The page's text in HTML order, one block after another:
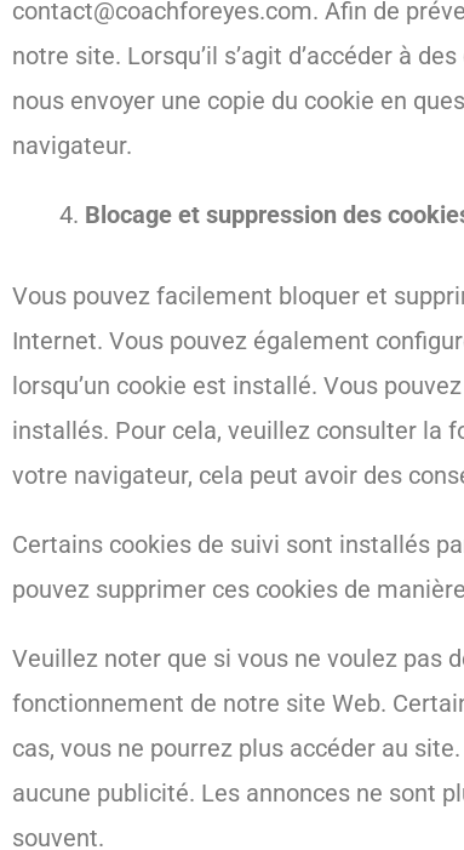
contact@coachforeyes.com. Afin de
notre site. Lorsqu’il s’agit d’accéder à
nous envoyer une copie du cookie en
navigateur.
Blocage et suppression des
Vous pouvez facilement bloquer et
Internet. Vous pouvez également
lorsqu’un cookie est installé. Vous
installés. Pour cela, veuillez consulter la
votre navigateur, cela peut avoir des
Certains cookies de suivi sont installés
pouvez supprimer ces cookies de
Veuillez noter que si vous ne voulez pas
fonctionnement de notre site Web.
cas, vous ne pourrez plus accéder au
aucune publicité. Les annonces ne sont
souvent.